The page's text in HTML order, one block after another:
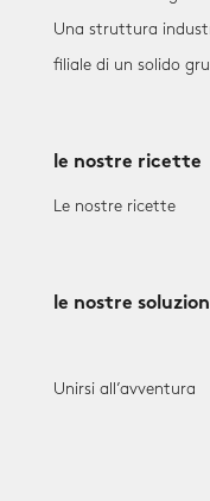
Una struttura
filiale di un solido
le nostre ricette
Le nostre ricette
le nostre
Unirsi all’avventura